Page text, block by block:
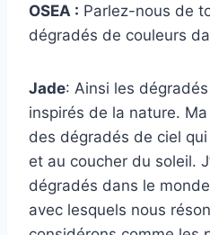
OSEA : Parlez-nous de
dégradés de couleurs
Jade: Ainsi les
inspirés de la nature.
des dégradés de ciel
et au coucher du soleil.
dégradés dans le
avec lesquels nous